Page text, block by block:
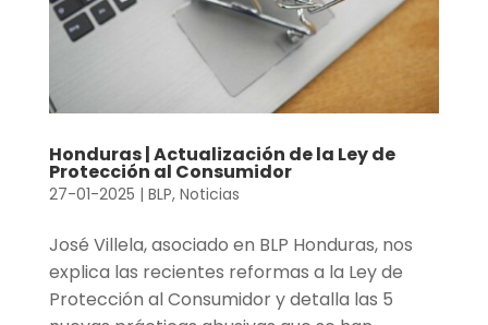
Honduras | Actualización de la Ley de
Protección al Consumidor
27-01-2025 | BLP, Noticias
José Villela, asociado en BLP Honduras, nos
explica las recientes reformas a la Ley de
Protección al Consumidor y detalla las 5